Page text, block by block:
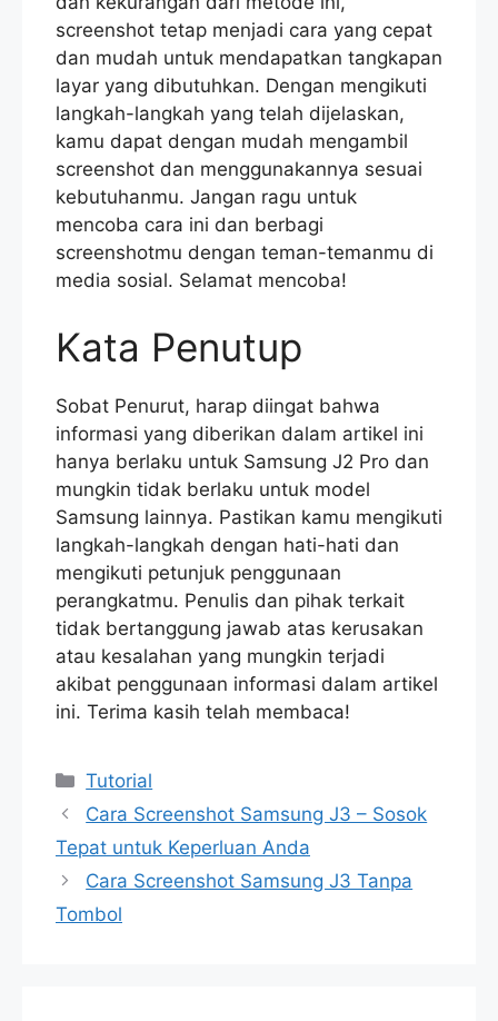
screenshot tetap menjadi cara yang cepat
dan mudah untuk mendapatkan tangkapan
layar yang dibutuhkan. Dengan mengikuti
langkah-langkah yang telah dijelaskan,
kamu dapat dengan mudah mengambil
screenshot dan menggunakannya sesuai
kebutuhanmu. Jangan ragu untuk
mencoba cara ini dan berbagi
screenshotmu dengan teman-temanmu di
media sosial. Selamat mencoba!
Kata Penutup
Sobat Penurut, harap diingat bahwa
informasi yang diberikan dalam artikel ini
hanya berlaku untuk Samsung J2 Pro dan
mungkin tidak berlaku untuk model
Samsung lainnya. Pastikan kamu mengikuti
langkah-langkah dengan hati-hati dan
mengikuti petunjuk penggunaan
perangkatmu. Penulis dan pihak terkait
tidak bertanggung jawab atas kerusakan
atau kesalahan yang mungkin terjadi
akibat penggunaan informasi dalam artikel
ini. Terima kasih telah membaca!
Categories
Tutorial
Cara Screenshot Samsung J3 – Sosok
Tepat untuk Keperluan Anda
Cara Screenshot Samsung J3 Tanpa
Tombol